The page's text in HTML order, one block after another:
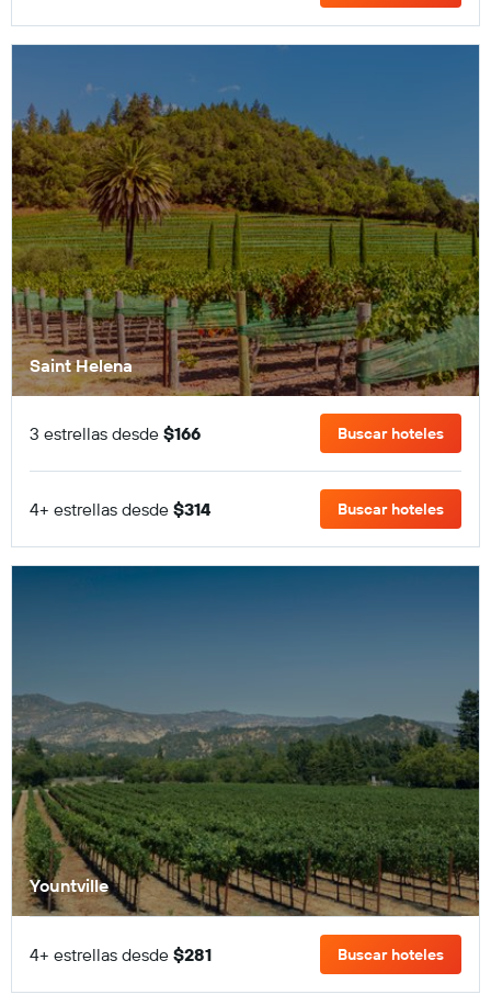
Saint Helena
3 estrellas desde $166 Buscar hoteles
4+ estrellas desde $314 Buscar hoteles
Yountville
4+ estrellas desde $281 Buscar hoteles